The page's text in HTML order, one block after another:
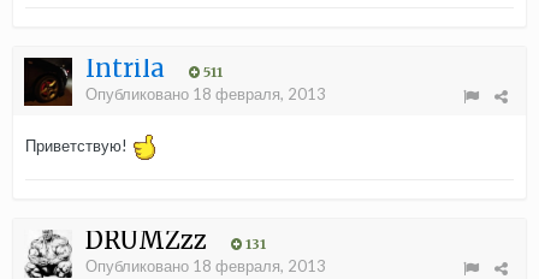
Intrila 511
Опубликовано 18 февраля, 2013
Приветствую!
DRUMZzz 131
Опубликовано 18 февраля, 2013